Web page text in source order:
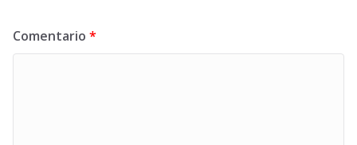
Comentario *